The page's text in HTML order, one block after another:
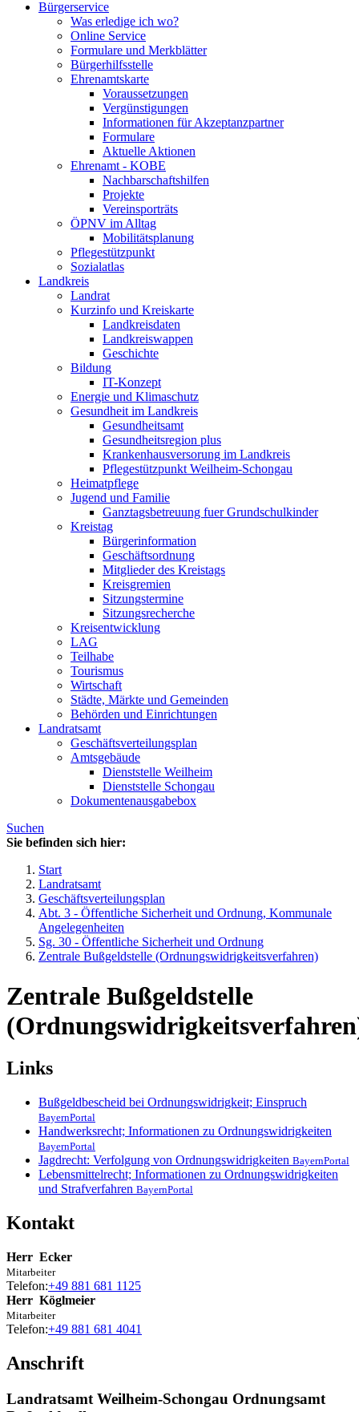
Bürgerservice
Was erledige ich wo?
Online Service
Formulare und Merkblätter
Bürgerhilfsstelle
Ehrenamtskarte
Voraussetzungen
Vergünstigungen
Informationen für Akzeptanzpartner
Formulare
Aktuelle Aktionen
Ehrenamt - KOBE
Nachbarschaftshilfen
Projekte
Vereinsporträts
ÖPNV im Alltag
Mobilitätsplanung
Pflegestützpunkt
Sozialatlas
Landkreis
Landrat
Kurzinfo und Kreiskarte
Landkreisdaten
Landkreiswappen
Geschichte
Bildung
IT-Konzept
Energie und Klimaschutz
Gesundheit im Landkreis
Gesundheitsamt
Gesundheitsregion plus
Krankenhausversorung im Landkreis
Pflegestützpunkt Weilheim-Schongau
Heimatpflege
Jugend und Familie
Ganztagsbetreuung fuer Grundschulkinder
Kreistag
Bürgerinformation
Geschäftsordnung
Mitglieder des Kreistags
Kreisgremien
Sitzungstermine
Sitzungsrecherche
Kreisentwicklung
LAG
Teilhabe
Tourismus
Wirtschaft
Städte, Märkte und Gemeinden
Behörden und Einrichtungen
Landratsamt
Geschäftsverteilungsplan
Amtsgebäude
Dienststelle Weilheim
Dienststelle Schongau
Dokumentenausgabebox
Suchen
Sie befinden sich hier:
Start
Landratsamt
Geschäftsverteilungsplan
Abt. 3 - Öffentliche Sicherheit und Ordnung, Kommunale
Angelegenheiten
Sg. 30 - Öffentliche Sicherheit und Ordnung
Zentrale Bußgeldstelle (Ordnungswidrigkeitsverfahren)
Zentrale Bußgeldstelle
Links
Bußgeldbescheid bei Ordnungswidrigkeit; Einspruch
BayernPortal
Handwerksrecht; Informationen zu Ordnungswidrigkeiten
BayernPortal
Jagdrecht: Verfolgung von Ordnungswidrigkeiten BayernPortal
Lebensmittelrecht; Informationen zu Ordnungswidrigkeiten
und Strafverfahren BayernPortal
Kontakt
Herr Ecker
Mitarbeiter
Telefon:+49 881 681 1125
Herr Köglmeier
Mitarbeiter
Telefon:+49 881 681 4041
Anschrift
Landratsamt Weilheim-Schongau Ordnungsamt